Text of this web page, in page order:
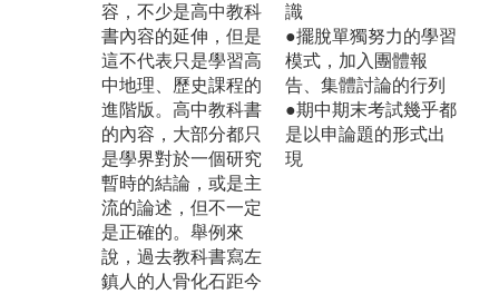
容，不少是高中教科
書內容的延伸，但是
這不代表只是學習高
中地理、歷史課程的
進階版。高中教科書
的內容，大部分都只
是學界對於一個研究
暫時的結論，或是主
流的論述，但不一定
是正確的。舉例來
說，過去教科書寫左
鎮人的人骨化石距今
識
●擺脫單獨努力的學習
模式，加入團體報
告、集體討論的行列
●期中期末考試幾乎都
是以申論題的形式出
現